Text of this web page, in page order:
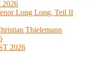
2026
Long Long, Teil II
Thielemann
2026